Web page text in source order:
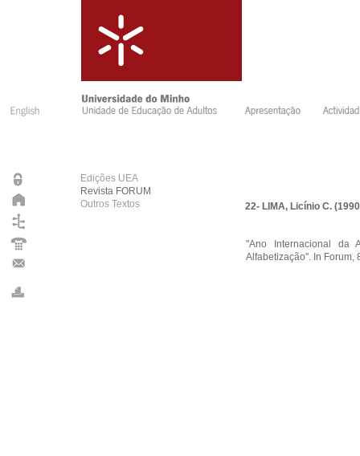
Edições UEA
Revista FORUM
Outros Textos
22- LIMA, Licínio C.
"Ano Internacional da
Alfabetização". In Forum,